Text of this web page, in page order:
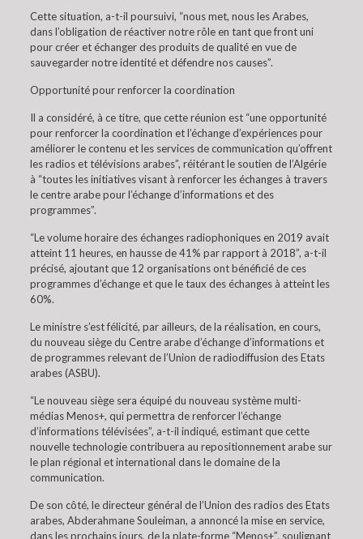
Cette situation, a-t-il poursuivi, “nous met, nous les Arabes,
dans l’obligation de réactiver notre rôle en tant que front uni
pour créer et échanger des produits de qualité en vue de
sauvegarder notre identité et défendre nos causes”.
Opportunité pour renforcer la coordination
Il a considéré, à ce titre, que cette réunion est “une opportunité
pour renforcer la coordination et l’échange d’expériences pour
améliorer le contenu et les services de communication qu’offrent
les radios et télévisions arabes”, réitérant le soutien de l’Algérie
à “toutes les initiatives visant à renforcer les échanges à travers
le centre arabe pour l’échange d’informations et des
programmes”.
“Le volume horaire des échanges radiophoniques en 2019 avait
atteint 11 heures, en hausse de 41% par rapport à 2018”, a-t-il
précisé, ajoutant que 12 organisations ont bénéficié de ces
programmes d’échange et que le taux des échanges à atteint les
60%.
Le ministre s’est félicité, par ailleurs, de la réalisation, en cours,
du nouveau siège du Centre arabe d’échange d’informations et
de programmes relevant de l’Union de radiodiffusion des Etats
arabes (ASBU).
“Le nouveau siège sera équipé du nouveau système multi-
médias Menos+, qui permettra de renforcer l’échange
d’informations télévisées”, a-t-il indiqué, estimant que cette
nouvelle technologie contribuera au repositionnement arabe sur
le plan régional et international dans le domaine de la
communication.
De son côté, le directeur général de l’Union des radios des Etats
arabes, Abderahmane Souleiman, a annoncé la mise en service,
dans les prochains jours, de la plate-forme “Menos+”, soulignant